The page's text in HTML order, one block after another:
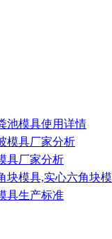
池模具使用详情
模具厂家分析
具厂家分析
块模具,实心六角块
具生产标准